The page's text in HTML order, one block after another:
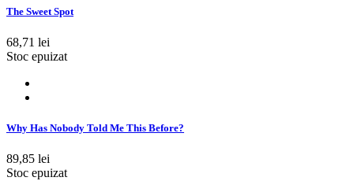
The Sweet Spot
68,71 lei
Stoc epuizat
Why Has Nobody Told Me This Before?
89,85 lei
Stoc epuizat